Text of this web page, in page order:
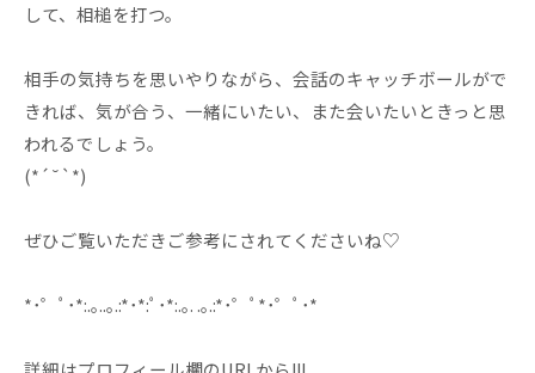
して、相槌を打つ。
相手の気持ちを思いやりながら、会話のキャッチボールがで
きれば、気が合う、一緒にいたい、また会いたいときっと思
われるでしょう。
(*´˘`*)
ぜひご覧いただきご参考にされてくださいね♡
*･゜ﾟ･*:.｡..｡.:*･*:ﾟ･*:.｡. .｡.:*･゜ﾟ*･゜ﾟ･*